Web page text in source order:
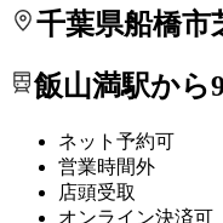
千葉県船橋市
飯山満駅から
ネット予約可
営業時間外
店頭受取
オンライン決済可